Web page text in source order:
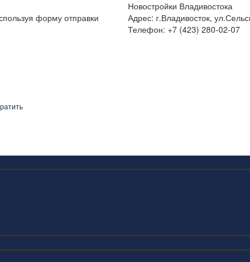
форму отправки
Новостройки Владивостока
Адрес: г.Владивосток,
Телефон: +7 (423) 280-02-07